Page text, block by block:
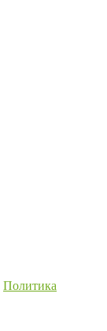
Политика